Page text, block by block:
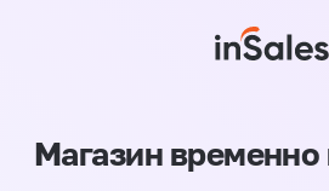
Магазин временно